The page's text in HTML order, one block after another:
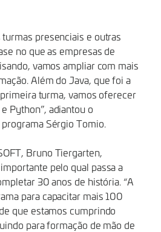
presenciais e outras
no que as empresas de
vamos ampliar com mais
Além do Java, que foi a
turma, vamos oferecer
Python”, adiantou o
Sérgio Tomio.
Bruno Tiergarten,
pelo qual passa a
30 anos de história. “A
para capacitar mais 100
que estamos cumprindo
para formação de mão de